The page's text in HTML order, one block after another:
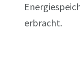
erbracht.